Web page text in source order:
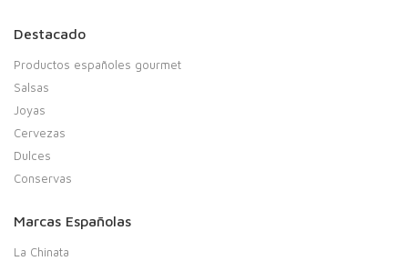
Destacado
Productos españoles gourmet
Salsas
Joyas
Cervezas
Dulces
Conservas
Marcas Españolas
La Chinata